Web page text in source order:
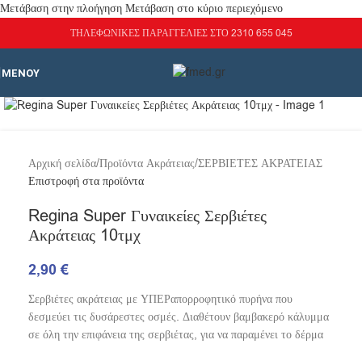
Μετάβαση στην πλοήγηση Μετάβαση στο κύριο περιεχόμενο
ΤΗΛΕΦΩΝΙΚΕΣ ΠΑΡΑΓΓΕΛΙΕΣ ΣΤΟ 2310 655 045
ΜΕΝΟΎ
Αρχική σελίδα/Προϊόντα Ακράτειας/ΣΕΡΒΙΕΤΕΣ ΑΚΡΑΤΕΙΑΣ
Επιστροφή στα προϊόντα
Regina Super Γυναικείες Σερβιέτες
Ακράτειας 10τμχ
2,90€
Σερβιέτες ακράτειας με ΥΠΕΡαπορροφητικό πυρήνα που
δεσμεύει τις δυσάρεστες οσμές. Διαθέτουν βαμβακερό κάλυμμα
σε όλη την επιφάνεια της σερβιέτας, για να παραμένει το δέρμα